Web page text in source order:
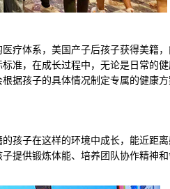
体系，美国产子后孩子获得美籍，
准，在成长过程中，无论是日常的
据孩子的具体情况制定专属的健康
子在这样的环境中成长，能近距离
提供锻炼体能、培养团队协作精神